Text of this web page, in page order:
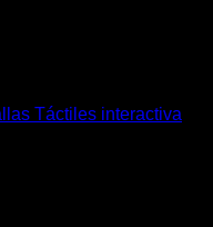
Táctiles interactiva